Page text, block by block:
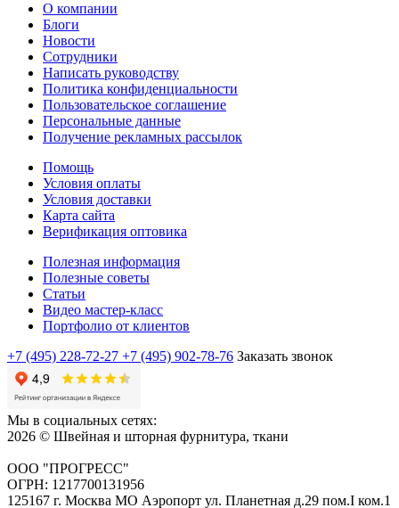
О компании
Блоги
Новости
Сотрудники
Написать руководству
Политика конфиденциальности
Пользовательское соглашение
Персональные данные
Получение рекламных рассылок
Помощь
Условия оплаты
Условия доставки
Карта сайта
Верификация оптовика
Полезная информация
Полезные советы
Статьи
Видео мастер-класс
Портфолио от клиентов
+7 (495) 228-72-27 +7 (495) 902-78-76 Заказать звонок
Мы в социальных сетях:
2026 © Швейная и шторная фурнитура, ткани
ООО "ПРОГРЕСС"
ОГРН: 1217700131956
125167 г. Москва МО Аэропорт ул. Планетная д.29 пом.I ком.1